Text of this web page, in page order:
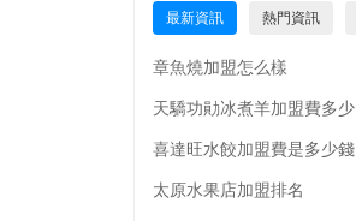
最新資訊 熱門資訊
章魚燒加盟怎么樣
天驕功勛冰煮羊加盟費多少
喜達旺水餃加盟費是多少錢
太原水果店加盟排名